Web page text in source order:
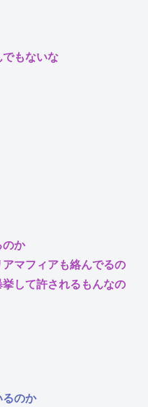
もないな
か
マフィアも絡んでるの
して許されるもんなの
のか